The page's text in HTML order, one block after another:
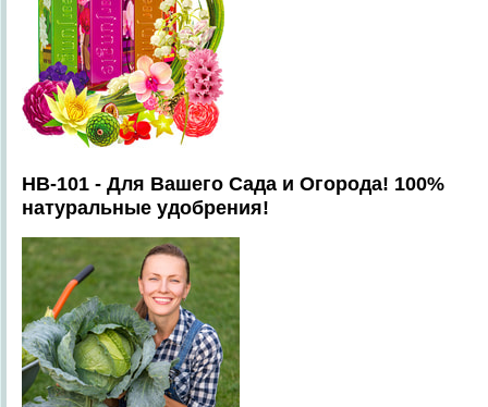
HB-101 - Для Вашего Сада и Огорода! 100%
натуральные удобрения!